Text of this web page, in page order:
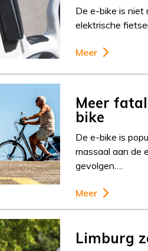
De e-bike is niet
elektrische
Meer
Meer
bike
De e-bike is
massaal aan de
gevolgen….
Meer
Limburg